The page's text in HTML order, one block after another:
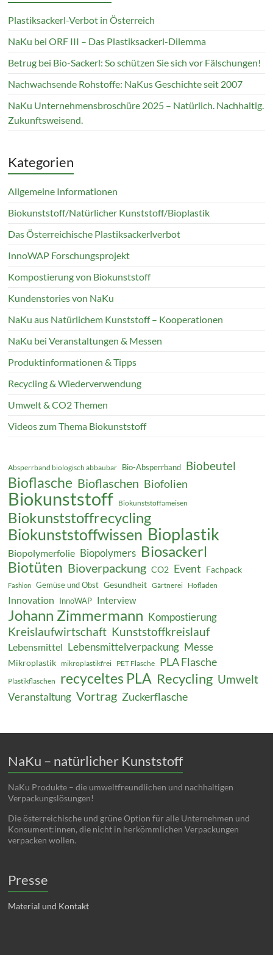
Plastiksackerl-Verbot in Österreich
NaKu bei ORF III – Das Plastiksackerl-Dilemma
Betrug bei Bio-Sackerl: So schützen Sie sich vor Fälschungen!
Nachwachsende Rohstoffe: NaKus Geschichte seit 2007
NaKu Unternehmensbroschüre 2025 – Natürlich. Nachhaltig.
Zukunftsweisend.
Kategorien
Allgemeine Informationen
Biokunststoff/Natürlicher Kunststoff/Bioplastik
Das Österreichische Plastiksackerlverbot
InnoWAP Forschungsprojekt
Kompostierung von Biokunststoff
Kundenstories von NaKu
NaKu aus Natürlichem Kunststoff – Kooperationen
NaKu bei Veranstaltungen & Messen
Produktinformationen & Tipps
Recycling & Wiederverwendung
Umwelt & CO2 Themen
Videos zum Thema Biokunststoff
Absperrband biologisch abbaubar Bio-Absperrband Biobeutel
Bioflasche Bioflaschen Biofolien
Biokunststoff Biokunststoffameisen
Biokunststoffrecycling
Biokunststoffwissen Bioplastik
Biopolymerfolie Biopolymers Biosackerl
Biotüten Bioverpackung CO2 Event Fachpack
Fashion Gemüse und Obst Gesundheit Gärtnerei Hofladen
Innovation InnoWAP Interview
Johann Zimmermann Kompostierung
Kreislaufwirtschaft Kunststoffkreislauf
Lebensmittel Lebensmittelverpackung Messe
Mikroplastik mikroplastikfrei PET Flasche PLA Flasche
Plastikflaschen recyceltes PLA Recycling Umwelt
Veranstaltung Vortrag Zuckerflasche
NaKu – natürlicher Kunststoff
NaKu Produkte – die umweltfreundlichen und nachhaltigen
Verpackungslösungen!
Die österreichische und grüne Option für alle Unternehmen und
Konsument:innen, die nicht in herkömmlichen Verpackungen
verpacken wollen.
Presse
Material und Kontakt